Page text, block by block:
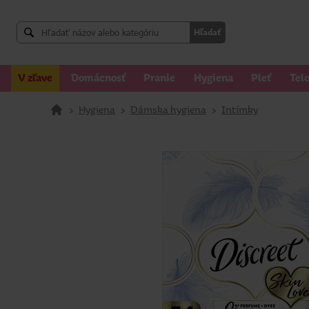
Hľadať
V zľave Domácnosť Pranie Hygiena Pleť Telo
> Hygiena > Dámska hygiena > Intímky